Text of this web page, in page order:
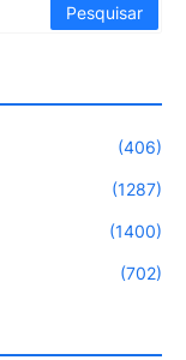
(406)
(1287)
(1400)
(702)